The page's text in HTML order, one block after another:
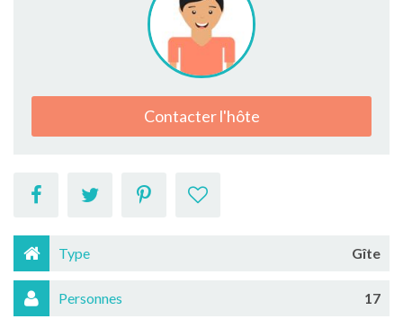
Contacter l'hôte
Type Gîte
Personnes 17